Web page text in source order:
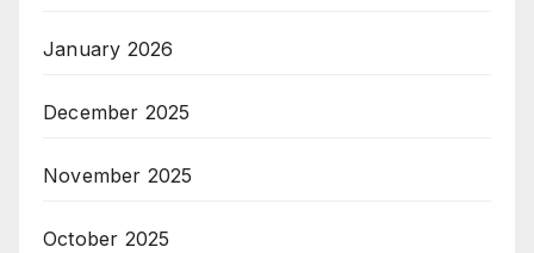
January 2026
December 2025
November 2025
October 2025